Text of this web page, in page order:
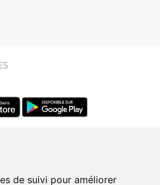
de suivi pour améliorer